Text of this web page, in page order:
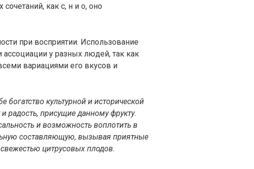
как с, н и о, оно
при восприятии. Использование
у разных людей, так как
вариациями его вкусов и
богатство культурной и исторической
радость, присущие данному фрукту.
и возможность воплотить в
составляющую, вызывая приятные
цитрусовых плодов.